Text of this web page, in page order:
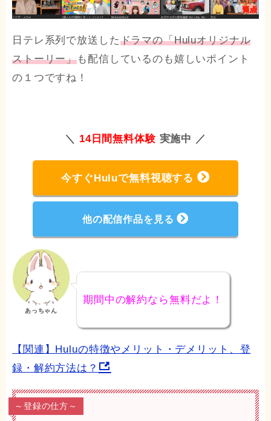
日テレ系列で放送したドラマの「Huluオリジナル
ストーリー」も配信しているのも嬉しいポイント
の１つですね！
＼ 14日間無料体験 実施中 ／
今すぐHuluで無料視聴する
他の配信作品を見る
あっちゃん
期間中の解約なら無料だよ！
【関連】Huluの特徴やメリット・デメリット、登
録・解約方法は？
～登録の仕方～